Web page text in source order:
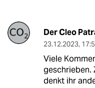
Der Cleo
23.12.2023,
Viele
geschrieben.
denkt ihr